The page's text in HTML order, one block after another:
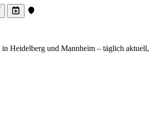
Heidelberg und Mannheim – täglich aktuell,